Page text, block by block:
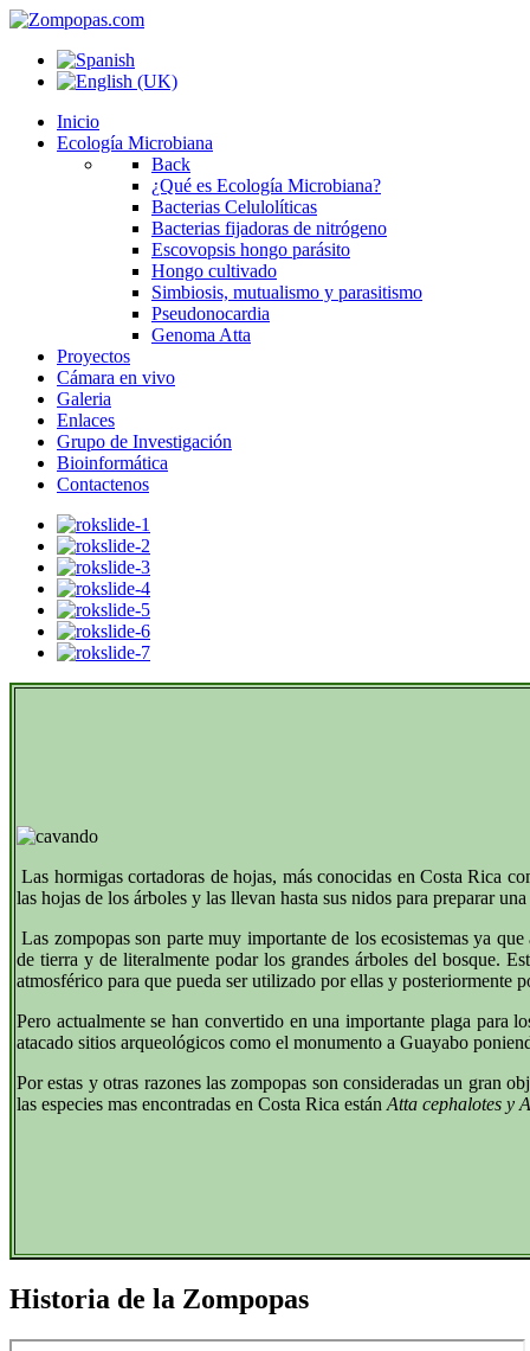
Inicio
Ecología Microbiana
Back
¿Qué es Ecología Microbiana?
Bacterias Celulolíticas
Bacterias fijadoras de nitrógeno
Escovopsis hongo parásito
Hongo cultivado
Simbiosis, mutualismo y parasitismo
Pseudonocardia
Genoma Atta
Proyectos
Cámara en vivo
Galeria
Enlaces
Grupo de Investigación
Bioinformática
Contactenos
Las hormigas cortadoras de hojas, más conocidas en Costa Rica
las hojas de los árboles y las llevan hasta sus nidos para preparar
Las zompopas son parte muy importante de los ecosistemas ya
de tierra y de literalmente podar los grandes árboles del bosque.
atmosférico para que pueda ser utilizado por ellas y posteriormente
Pero actualmente se han convertido en una importante plaga para
atacado sitios arqueológicos como el monumento a Guayabo
Por estas y otras razones las zompopas son consideradas un gran
las especies mas encontradas en Costa Rica están Atta cephalotes y
Historia de la Zompopas